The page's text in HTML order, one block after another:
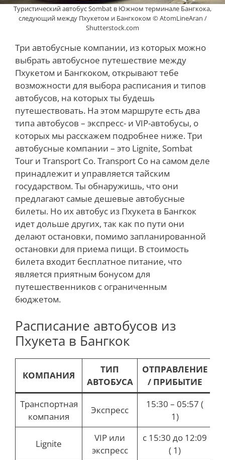
Туристический автобус Sombat в Южном терминале Бангкока,
следующий между Пхукетом и Бангкоком © AtomLineAran /
Shutterstock.com
Три автобусные компании, из которых можно
выбрать автобусное путешествие между
Пхукетом и Бангкоком, открывают тебе
возможности для выбора расписания и типов
автобусов, на которых ты будешь
путешествовать. На этом маршруте есть два
типа автобусов – экспресс- и VIP-автобусы, о
которых мы расскажем подробнее ниже. Три
автобусные компании – это Lignite, Sombat
Tour и Transport Co. Transport Co на самом деле
принадлежит и управляется тайским
государством. Ты обнаружишь, что они
предлагают самые дешевые автобусные
билеты. Но их автобус из Пхукета в Бангкок
идет дольше других, так как по пути они
делают остановки, помимо запланированной
остановки для приема пищи. В стоимость
билета входит бесплатное питание, что
является приятным бонусом для
путешественников с ограниченным
бюджетом.
Расписание автобусов из
Пхукета в Бангкок
КОМПАНИЯ
ТИП
АВТОБУСА
ОТПРАВЛЕНИЕ
/ ПРИБЫТИЕ
Транспортная
компания
Экспресс
15:30 – 05:57 (
1)
Lignite
VIP или
экспресс
с 15:30 до 12:09
( 1)